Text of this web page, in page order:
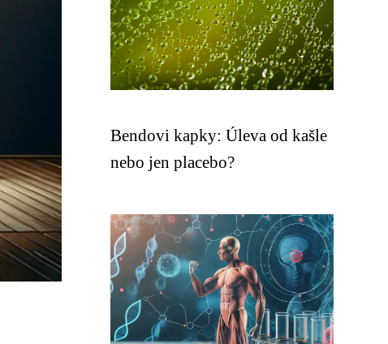
Bendovi kapky: Úleva od kašle
nebo jen placebo?